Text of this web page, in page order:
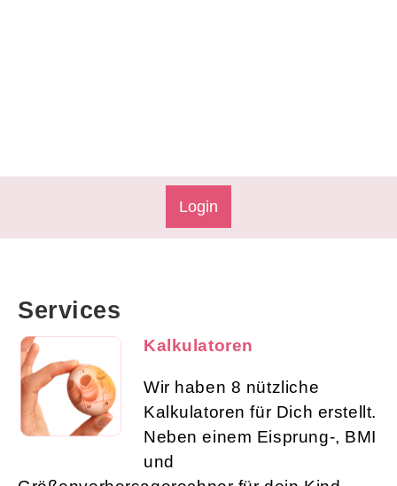
Login
Services
Kalkulatoren
Wir haben 8 nützliche
Kalkulatoren für Dich erstellt.
Neben einem Eisprung-, BMI
und